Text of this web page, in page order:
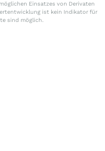
Einsatzes von Derivaten
ist kein Indikator für
sind möglich.